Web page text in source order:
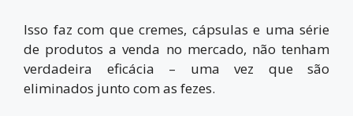
Isso faz com que cremes, cápsulas e uma série
de produtos a venda no mercado, não tenham
verdadeira eficácia – uma vez que são
eliminados junto com as fezes.